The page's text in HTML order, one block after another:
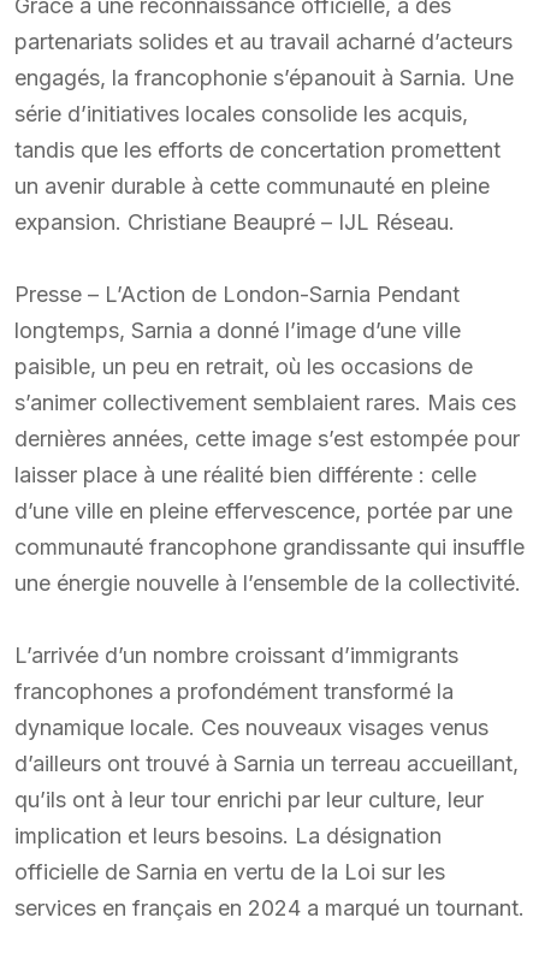
partenariats solides et au travail acharné d’acteurs
engagés, la francophonie s’épanouit à Sarnia. Une
série d’initiatives locales consolide les acquis,
tandis que les efforts de concertation promettent
un avenir durable à cette communauté en pleine
expansion. Christiane Beaupré – IJL Réseau.
Presse – L’Action de London-Sarnia Pendant
longtemps, Sarnia a donné l’image d’une ville
paisible, un peu en retrait, où les occasions de
s’animer collectivement semblaient rares. Mais ces
dernières années, cette image s’est estompée pour
laisser place à une réalité bien différente : celle
d’une ville en pleine effervescence, portée par une
communauté francophone grandissante qui insuffle
une énergie nouvelle à l’ensemble de la collectivité.
L’arrivée d’un nombre croissant d’immigrants
francophones a profondément transformé la
dynamique locale. Ces nouveaux visages venus
d’ailleurs ont trouvé à Sarnia un terreau accueillant,
qu’ils ont à leur tour enrichi par leur culture, leur
implication et leurs besoins. La désignation
officielle de Sarnia en vertu de la Loi sur les
services en français en 2024 a marqué un tournant.